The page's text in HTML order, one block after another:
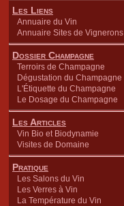
Les Liens
Annuaire du Vin
Annuaire Sites de Vignerons
Dossier Champagne
Terroirs de Champagne
Dégustation du Champagne
L'Étiquette du Champagne
Le Dosage du Champagne
Les Articles
Vin Bio et Biodynamie
Visites de Domaine
Pratique
Les Salons du Vin
Les Verres à Vin
La Température du Vin